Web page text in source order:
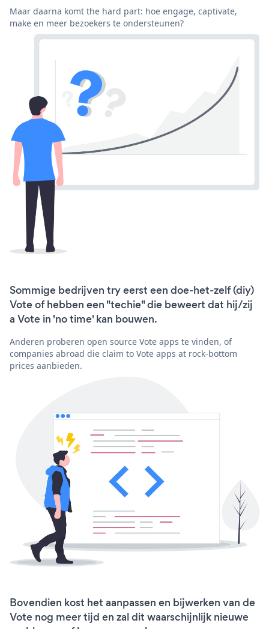
Maar daarna komt the hard part: hoe engage, captivate,
make en meer bezoekers te ondersteunen?
Sommige bedrijven try eerst een doe-het-zelf (diy)
Vote of hebben een "techie" die beweert dat hij/zij
a Vote in 'no time' kan bouwen.
Anderen proberen open source Vote apps te vinden, of
companies abroad die claim to Vote apps at rock-bottom
prices aanbieden.
Bovendien kost het aanpassen en bijwerken van de
Vote nog meer tijd en zal dit waarschijnlijk nieuwe